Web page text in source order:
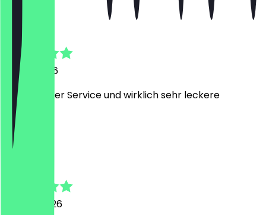
5. Juni 2026
Super netter Service und wirklich sehr leckere
Kuchen!!
3. März 2026